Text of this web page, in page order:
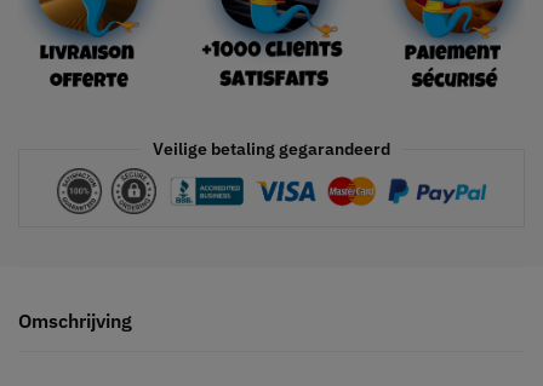
Veilige betaling gegarandeerd
Omschrijving